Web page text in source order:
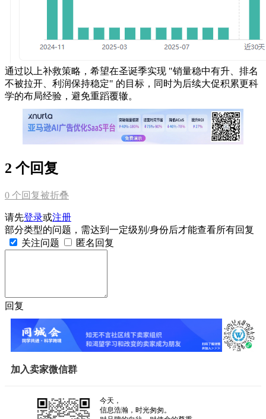
通过以上补救策略，希望在圣诞季实现 "销量稳中有升、排名
不被拉开、利润保持稳定" 的目标，同时为后续大促积累更科
学的布局经验，避免重蹈覆辙。
2 个回复
0 个回复被折叠
请先登录或注册
部分类型的问题，需达到一定级别/身份后才能查看所有回复
关注问题
匿名回复
回复
加入卖家微信群
今天，
信息浩瀚，时光匆匆。